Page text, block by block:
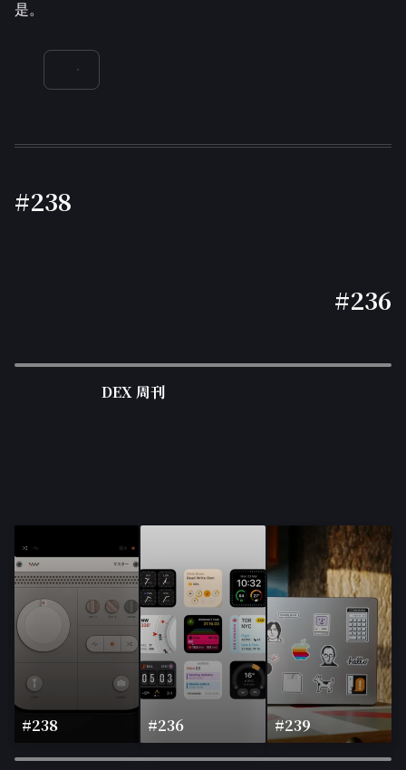
是。
#238
#236
DEX 周刊
#238 #236 #239